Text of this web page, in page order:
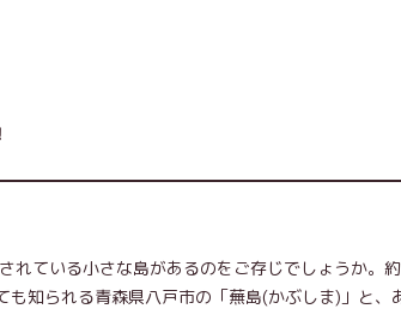
れている小さな島があるのをご存じでしょうか。
知られる青森県八戸市の「蕪島(かぶしま)」と、